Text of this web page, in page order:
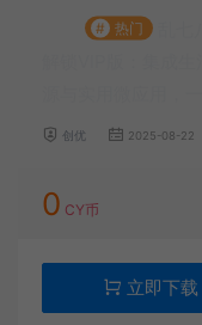
# 热门
创优 2025-08-22
0 CY币
立即下载